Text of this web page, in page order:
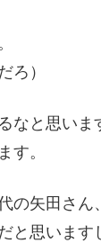
ろ）
なと思い
す。
の矢田さ
と思いま